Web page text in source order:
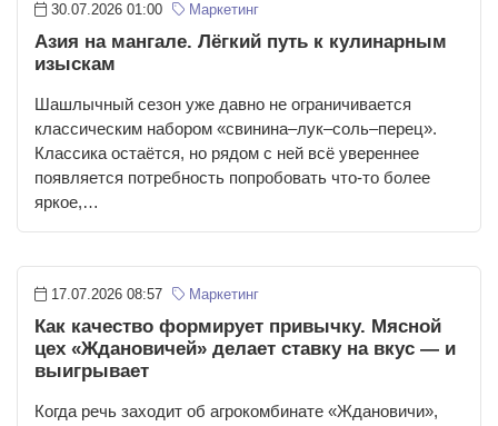
30.07.2026 01:00 Маркетинг
Азия на мангале. Лёгкий путь к кулинарным
изыскам
Шашлычный сезон уже давно не ограничивается
классическим набором «свинина–лук–соль–перец».
Классика остаётся, но рядом с ней всё увереннее
появляется потребность попробовать что-то более
яркое,…
17.07.2026 08:57 Маркетинг
Как качество формирует привычку. Мясной
цех «Ждановичей» делает ставку на вкус — и
выигрывает
Когда речь заходит об агрокомбинате «Ждановичи»,